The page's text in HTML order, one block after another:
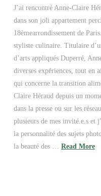
J’ai rencontré Anne-Claire
dans son joli appartement
18èmearrondissement de
styliste culinaire. Titulaire
d’arts appliqués Duperré,
diverses expériences, tout en
qui concerne la transition
Claire Héraud depuis un
dans la presse ou sur les
plusieurs de mes invité.e.s et
la personnalité des sujets
la beauté des … Read More